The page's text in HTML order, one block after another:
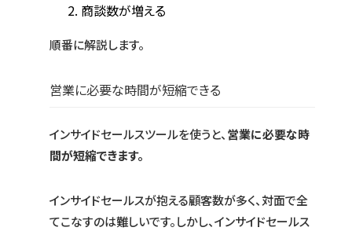
商談数が増える
順番に解説します。
営業に必要な時間が短縮できる
インサイドセールスツールを使うと、営業に必要な時
間が短縮できます。
インサイドセールスが抱える顧客数が多く、対面で全
てこなすのは難しいです。しかし、インサイドセールス